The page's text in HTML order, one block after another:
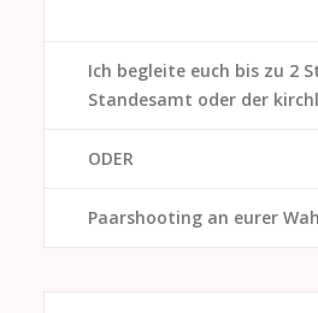
Ich begleite euch bis zu 2
Standesamt oder der
ODER
Paarshooting an eurer